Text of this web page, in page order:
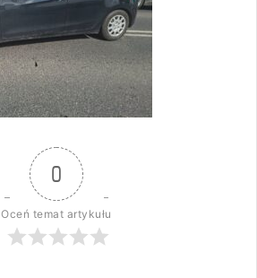
0
Oceń temat artykułu